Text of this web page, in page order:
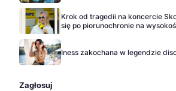
Krok od tragedii na koncercie
się po piorunochronie na
Iness zakochana w legendzie
Zagłosuj